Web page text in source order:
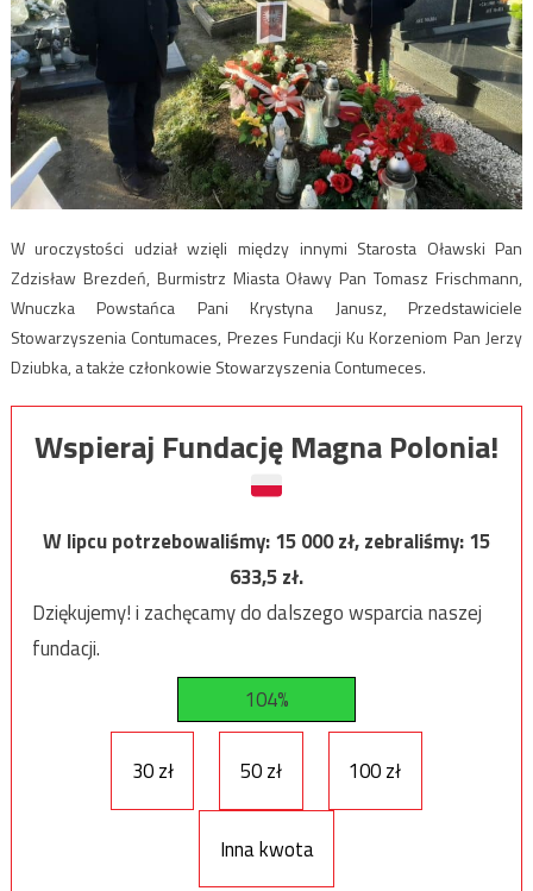
W uroczystości udział wzięli między innymi Starosta Oławski Pan
Zdzisław Brezdeń, Burmistrz Miasta Oławy Pan Tomasz Frischmann,
Wnuczka Powstańca Pani Krystyna Janusz, Przedstawiciele
Stowarzyszenia Contumaces, Prezes Fundacji Ku Korzeniom Pan Jerzy
Dziubka, a także członkowie Stowarzyszenia Contumeces.
Wspieraj Fundację Magna Polonia!
W lipcu potrzebowaliśmy:15 000zł, zebraliśmy:15
633,5zł.
Dziękujemy! i zachęcamy do dalszego wsparcia naszej
fundacji.
104%
30 zł 50 zł 100 zł
Inna kwota